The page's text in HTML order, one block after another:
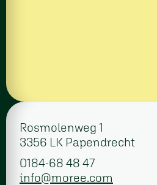
Rosmolenweg 1
3356 LK Papendrecht
0184-68 48 47
info@moree.com